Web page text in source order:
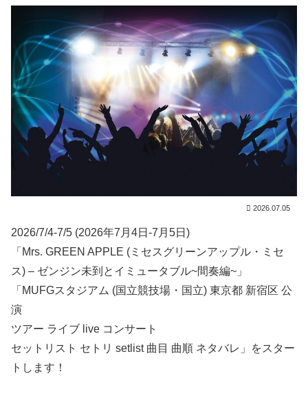
2026.07.05
2026/7/4-7/5 (2026年7月4日-7月5日)
「Mrs. GREEN APPLE (ミセスグリーンアップル・ミセ
ス) – ゼンジン未到とイミュータブル~間奏編~」
「MUFGスタジアム (国立競技場・国立) 東京都 新宿区 公
演
ツアー ライブ live コンサート
セットリスト セトリ setlist 曲目 曲順 ネタバレ」をスター
トします！